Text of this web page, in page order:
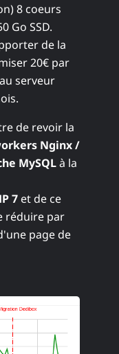
8 coeurs
Go SSD.
de la
20€ par
serveur
de revoir la
Nginx /
MySQLà la
7 et de ce
réduire par
page de